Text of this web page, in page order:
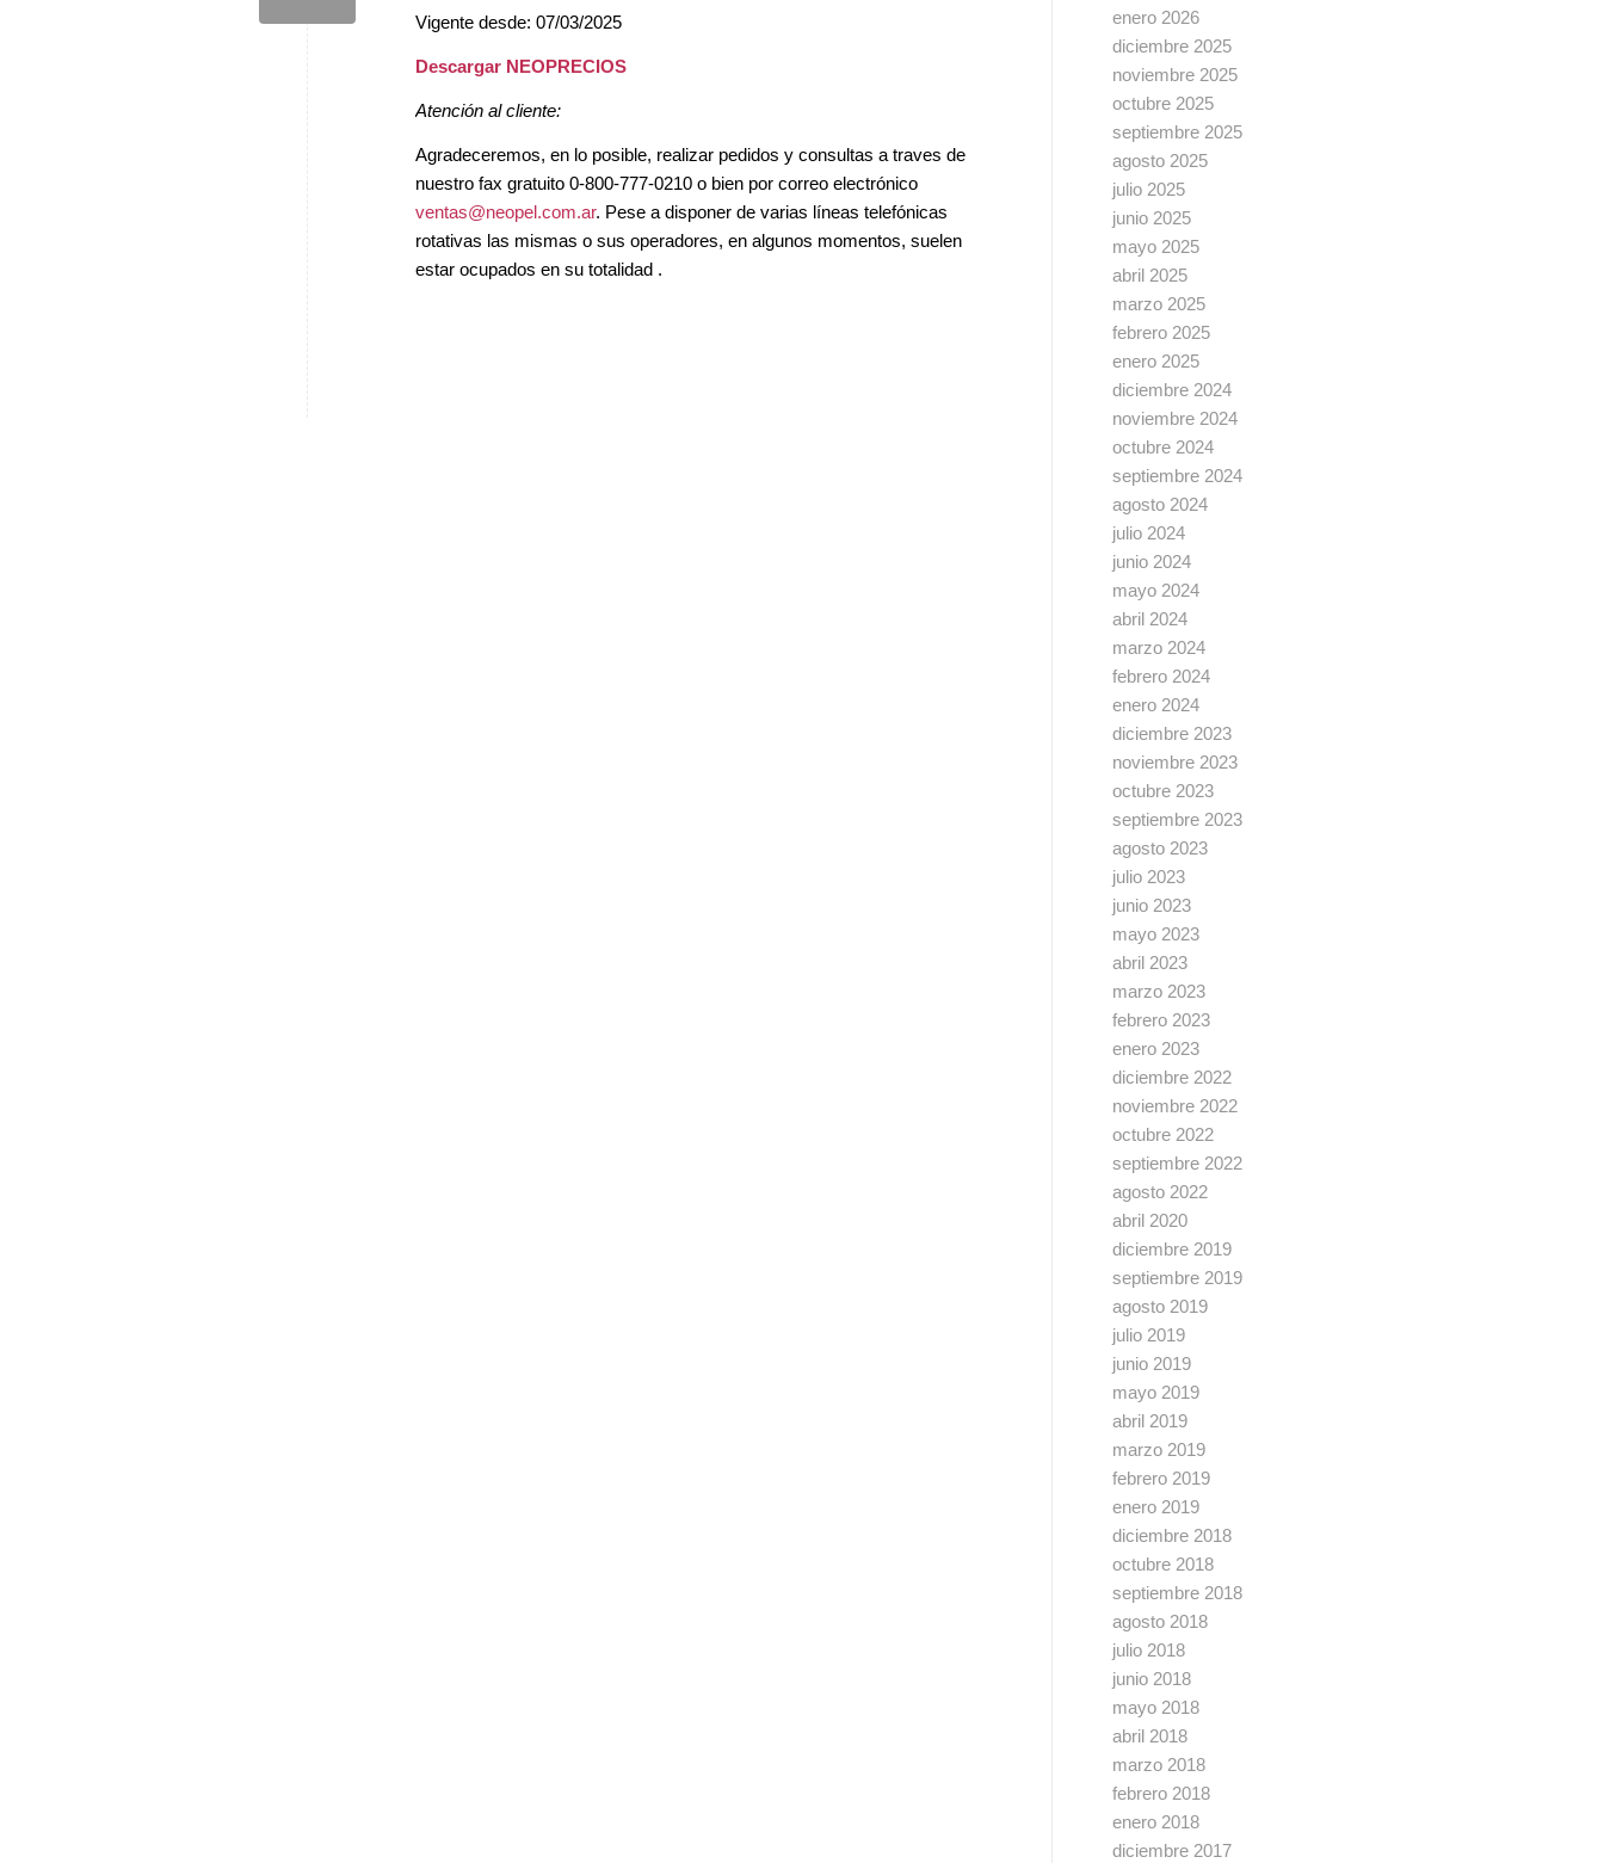
Vigente desde: 07/03/2025
Descargar NEOPRECIOS
Atención al cliente:
Agradeceremos, en lo posible, realizar pedidos y consultas a traves de
nuestro fax gratuito 0-800-777-0210 o bien por correo electrónico
ventas@neopel.com.ar. Pese a disponer de varias líneas telefónicas
rotativas las mismas o sus operadores, en algunos momentos, suelen
estar ocupados en su totalidad .
enero 2026
diciembre 2025
noviembre 2025
octubre 2025
septiembre 2025
agosto 2025
julio 2025
junio 2025
mayo 2025
abril 2025
marzo 2025
febrero 2025
enero 2025
diciembre 2024
noviembre 2024
octubre 2024
septiembre 2024
agosto 2024
julio 2024
junio 2024
mayo 2024
abril 2024
marzo 2024
febrero 2024
enero 2024
diciembre 2023
noviembre 2023
octubre 2023
septiembre 2023
agosto 2023
julio 2023
junio 2023
mayo 2023
abril 2023
marzo 2023
febrero 2023
enero 2023
diciembre 2022
noviembre 2022
octubre 2022
septiembre 2022
agosto 2022
abril 2020
diciembre 2019
septiembre 2019
agosto 2019
julio 2019
junio 2019
mayo 2019
abril 2019
marzo 2019
febrero 2019
enero 2019
diciembre 2018
octubre 2018
septiembre 2018
agosto 2018
julio 2018
junio 2018
mayo 2018
abril 2018
marzo 2018
febrero 2018
enero 2018
diciembre 2017